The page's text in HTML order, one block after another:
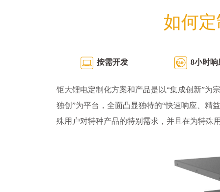
如何
按需开发 8小时响
钜大锂电定制化方案和产品是以“集成创新”为
独创”为平台，全面凸显独特的“快速响应、精
殊用户对特种产品的特别需求，并且在为特殊